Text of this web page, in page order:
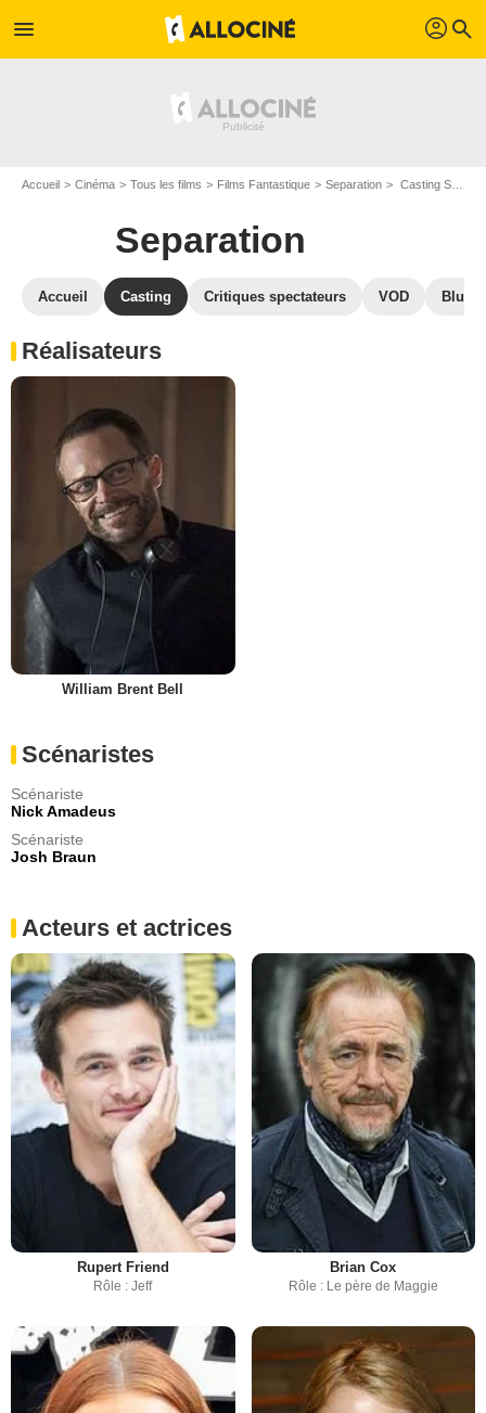
menu profil search
Accueil Cinéma Tous les films Films Fantastique Separation Casting Separation
Separation
Accueil Casting Critiques spectateurs VOD Blu-
Réalisateurs
William Brent Bell
Scénaristes
Scénariste
Nick Amadeus
Scénariste
Josh Braun
Acteurs et actrices
Rupert Friend
Rôle : Jeff
Brian Cox
Rôle : Le père de Maggie